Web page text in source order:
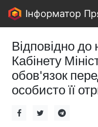
Інформатор
Відповідно
Кабінету
обов'язок
особисто її